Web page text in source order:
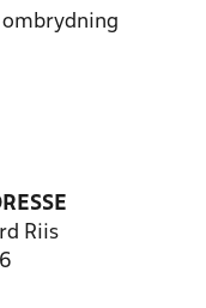
ombrydning
Riis